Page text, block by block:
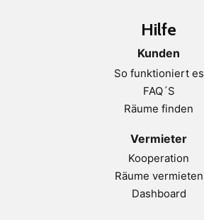
Hilfe
Kunden
So funktioniert es
FAQ´S
Räume finden
Vermieter
Kooperation
Räume vermieten
Dashboard